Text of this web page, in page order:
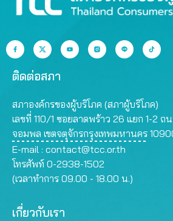
ติดต่อสภา
สภาองค์กรของผู้บริโภค (สภาผู้บริโภค)
เลขที่ 110/1 ซอยลาดพร้าว 26 แยก 1-2 ถ
จอมพล เขตจตุจักรกรุงเทพมหานคร
E-mail : contact@tcc.or.th
โทรศัพท์ 0-2938-1502
(เวลาทำการ 09.00 - 18.00 น.)
เกี่ยวกับเรา